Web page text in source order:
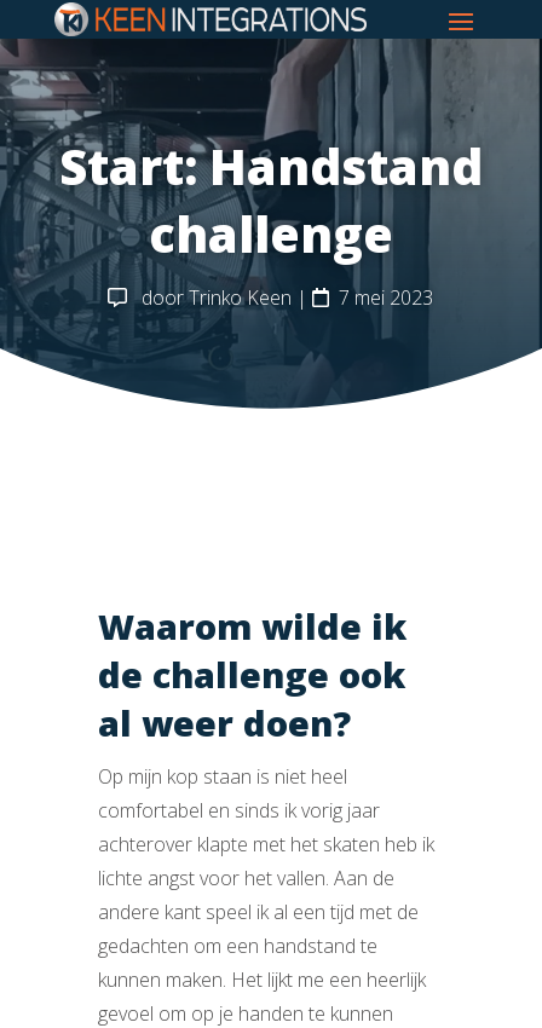
Start: Handstand
challenge
doorTrinko Keen | 7 mei 2023
Waarom wilde ik
de challenge ook
al weer doen?
Op mijn kop staan is niet heel
comfortabel en sinds ik vorig jaar
achterover klapte met het skaten heb ik
lichte angst voor het vallen. Aan de
andere kant speel ik al een tijd met de
gedachten om een handstand te
kunnen maken. Het lijkt me een heerlijk
gevoel om op je handen te kunnen